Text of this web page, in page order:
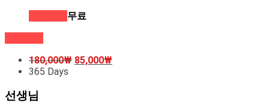
무료
180,000₩ 85,000₩
365 Days
선생님